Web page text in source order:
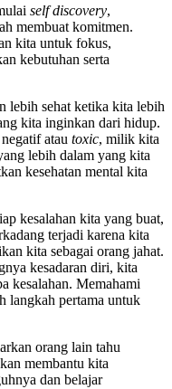
self discovery,
membuat komitmen.
kita untuk fokus,
kebutuhan serta
lebih sehat ketika kita lebih
kita inginkan dari hidup.
atau toxic, milik kita
lebih dalam yang kita
kesehatan mental kita
kesalahan kita yang buat,
terjadi karena kita
kita sebagai orang jahat.
kesadaran diri, kita
kesalahan. Memahami
langkah pertama untuk
orang lain tahu
membantu kita
dan belajar